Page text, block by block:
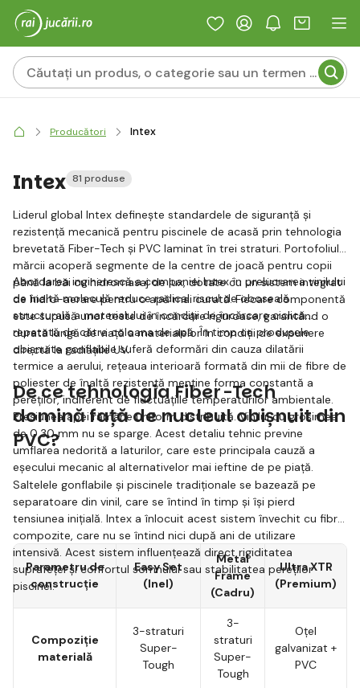
Producători Intex
Intex 81 produse
Liderul global Intex definește standardele de siguranță și
rezistență mecanică pentru piscinele de acasă prin tehnologia
brevetată Fiber-Tech și PVC laminat în trei straturi. Portofoliul
mărcii acoperă segmente de la centre de joacă pentru copii
până la băi cu hidromasaj de lux, dotate cu un sistem integrat
de hidro-aerare pentru o apă mai curată. Fiecare componentă
este supusă unor teste de încărcare riguroase, garantând o
durată lungă de viață a materialelor în condiții de expunere
directă la radiațiile UV.
Abordarea inginerescă a companiei Intex în prelucrarea vinilului
de înaltă moleculă reduce radical riscul de oboseală
structurală a materialului în condiții de încărcare ciclică
repetată de către coloana de apă. În timp ce produsele
obișnuite gonflabile suferă deformări din cauza dilatării
termice a aerului, rețeaua interioară formată din mii de fibre de
poliester de înaltă rezistență menține forma constantă a
pereților, indiferent de fluctuațiile temperaturilor ambientale.
Presiunea apei rămâne uniform distribuită. Vinilul cu grosimea
de 0,30 mm nu se sparge. Acest detaliu tehnic previne
umflarea nedorită a laturilor, care este principala cauză a
eșecului mecanic al alternativelor mai ieftine de pe piață.
De ce tehnologia Fiber-Tech
domină față de nucleul obișnuit din
PVC?
Saltelele gonflabile și piscinele tradiționale se bazează pe
separatoare din vinil, care se întind în timp și își pierd
tensiunea inițială. Intex a înlocuit acest sistem învechit cu fibre
compozite, care nu se întind nici după ani de utilizare
intensivă. Acest sistem influențează direct rigiditatea
suprafeței și confortul somnului sau stabilitatea pereților
piscinei.
Parametru de
construcție
Easy Set
(Inel)
Metal
Frame
(Cadru)
Ultra XTR
(Premium)
Compoziție
materială
3-straturi
Super-
Tough
3-
straturi
Super-
Tough
Oțel
galvanizat +
PVC